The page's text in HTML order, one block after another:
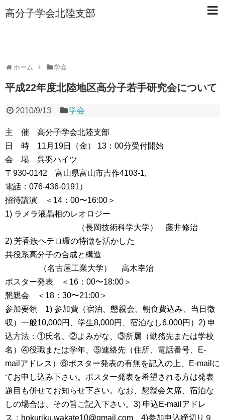
高分子学会北陸支部
ホーム 学会
平成22年度北陸地区高分子若手研究会について
2010/9/13 学会
主 催 高分子学会北陸支部
日 時 11月19日（金） 13：00分受付開始
会 場 呉羽ハイツ
〒930-0142 富山県富山市吉作4103-1,
電話：076-436-0191）
招待講演 ＜14：00〜16:00＞
1) ラメラ液晶相のレオロジー
（長岡技術科学大学） 藤井修治
2) 芳香族ヘテロ環の特徴を活かした
共役系高分子の合成と構造
（名古屋工業大学） 高木幸治
ポスター発表 ＜16：00〜18:00＞
懇親会 ＜18：30〜21:00＞
参加要領 1) 参加費（宿泊、懇親会、朝食費込み、当日徴
収）一般10,000円、学生8,000円、宿泊なし6,000円）2) 申
込方法：①氏名、②よみがな、③所属（勤務先または学校
名）④役職または学年、⑤連絡先（住所、電話番号、E-
mailアドレス）⑥ポスター発表の有無を記入の上、E-mailに
てお申し込み下さい。ポスター発表を希望される方は発表
題目も併せてお知らせ下さい。なお、懇親会欠席、宿泊な
しの場合は、その旨ご記入下さい。3) 申込E-mailアドレ
ス：hokuriku.wakate10@gmail.com 4)参加申込締切り９